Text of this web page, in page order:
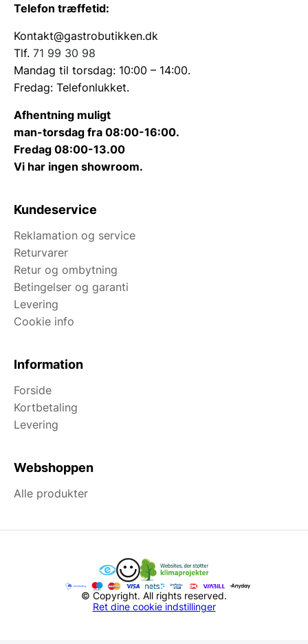
Telefon træffetid:
Kontakt@gastrobutikken.dk
Tlf. 71 99 30 98
Mandag til torsdag: 10:00 – 14:00.
Fredag: Telefonlukket.
Afhentning muligt
man-torsdag fra 08:00-16:00.
Fredag 08:00-13.00
Vi har ingen showroom.
Kundeservice
Reklamation og service
Returvarer
Retur og ombytning
Betingelser og garanti
Levering
Cookie info
Information
Forside
Kortbetaling
Levering
Webshoppen
Alle produkter
© Copyright. All rights reserved.
Ret dine cookie indstillinger